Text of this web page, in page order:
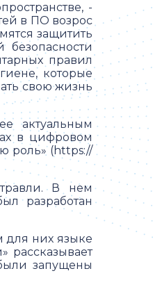
-
в ПО возрос
защитить
правил
которые
свою жизнь
актуальным
в цифровом
роль» (https://
В нем
разработан
для них языке
рассказывает
запущены